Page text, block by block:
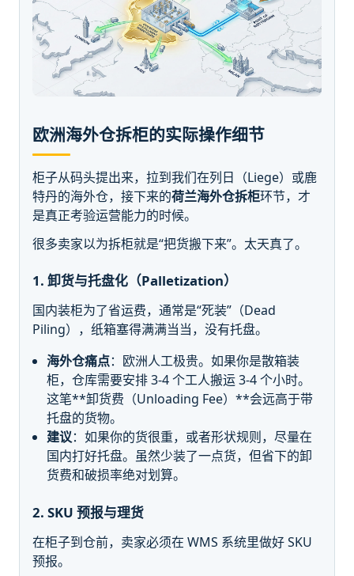
欧洲海外仓拆柜的实际操作细节
柜子从码头提出来，拉到我们在列日（Liege）或鹿
特丹的海外仓，接下来的荷兰海外仓拆柜环节，才
是真正考验运营能力的时候。
很多卖家以为拆柜就是“把货搬下来”。太天真了。
1. 卸货与托盘化（Palletization）
国内装柜为了省运费，通常是“死装”（Dead
Piling），纸箱塞得满满当当，没有托盘。
海外仓痛点：欧洲人工极贵。如果你是散箱装
柜，仓库需要安排 3-4 个工人搬运 3-4 个小时。
这笔**卸货费（Unloading Fee）**会远高于带
托盘的货物。
建议：如果你的货很重，或者形状规则，尽量在
国内打好托盘。虽然少装了一点货，但省下的卸
货费和破损率绝对划算。
2. SKU 预报与理货
在柜子到仓前，卖家必须在 WMS 系统里做好 SKU
预报。